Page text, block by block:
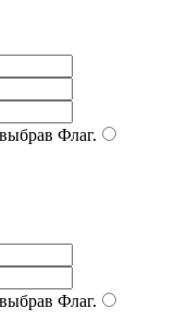
Флаг.
Флаг.